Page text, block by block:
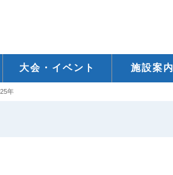
大会・イベント 施設案内
年